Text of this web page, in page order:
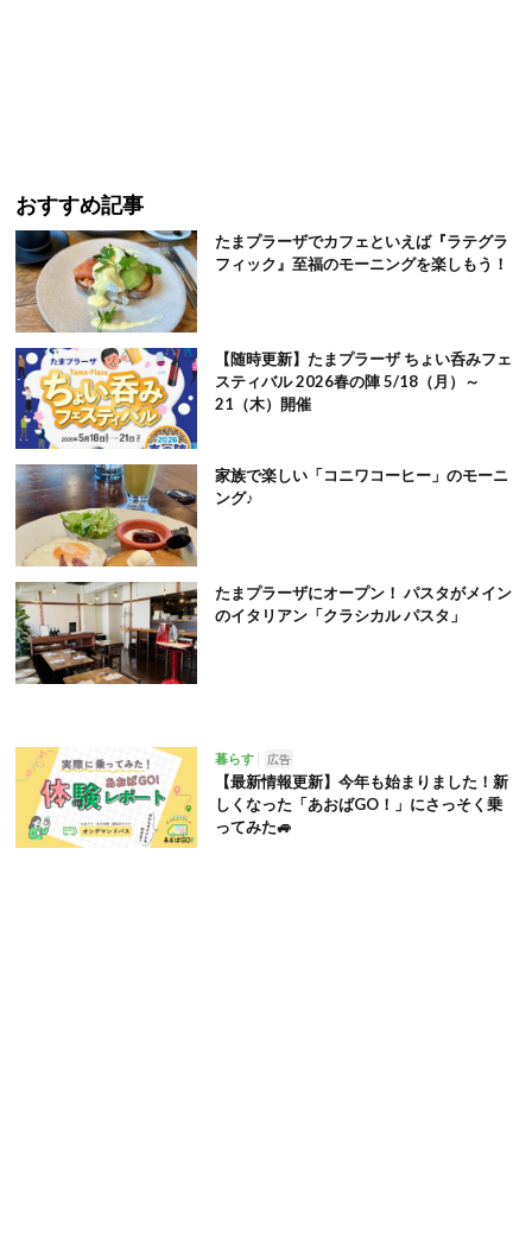
おすすめ記事
たまプラーザでカフェといえば『ラテグラ
フィック』至福のモーニングを楽しもう！
【随時更新】たまプラーザ ちょい呑みフェ
スティバル 2026春の陣 5/18（月）～
21（木）開催
家族で楽しい「コニワコーヒー」のモーニ
ング♪
たまプラーザにオープン！ パスタがメイン
のイタリアン「クラシカル パスタ」
暮らす 広告
【最新情報更新】今年も始まりました！新
しくなった「あおばGO！」にさっそく乗
ってみた🚙